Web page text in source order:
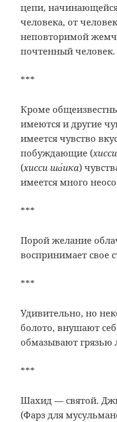
цепи,
человека, от
неповторимой
почтенный человек.
***
Кроме
имеются и другие
имеется чувство
побуждающие (
(хисси ша́ика)
имеется много
***
Порой желание
воспринимает свое
***
Удивительно, но
болото, внушают
обмазывают грязью
***
Шахид — святой.
(Фарз для